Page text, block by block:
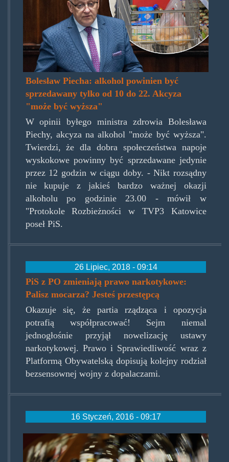
Bolesław Piecha: alkohol powinien być
sprzedawany tylko od 10 do 22. Akcyza
"może być wyższa"
W opinii byłego ministra zdrowia Bolesława
Piechy, akcyza na alkohol "może być wyższa".
Twierdzi, że dla dobra społeczeństwa napoje
wyskokowe powinny być sprzedawane jedynie
przez 12 godzin w ciągu doby. - Nikt rozsądny
nie kupuje z jakieś bardzo ważnej okazji
alkoholu po godzinie 23.00 - mówił w
"Protokole Rozbieżności w TVP3 Katowice
poseł PiS.
26 Lipiec, 2018 - 09:14
PiS z PO zmieniają prawo narkotykowe:
Palisz mocarza? Jesteś przestępcą
Okazuje się, że partia rządząca i opozycja
potrafią współpracować! Sejm niemal
jednogłośnie przyjął nowelizację ustawy
narkotykowej. Prawo i Sprawiedliwość wraz z
Platformą Obywatelską dopisują kolejny rodział
bezsensownej wojny z dopalaczami.
16 Styczeń, 2016 - 09:17
alkoustawa.jpg